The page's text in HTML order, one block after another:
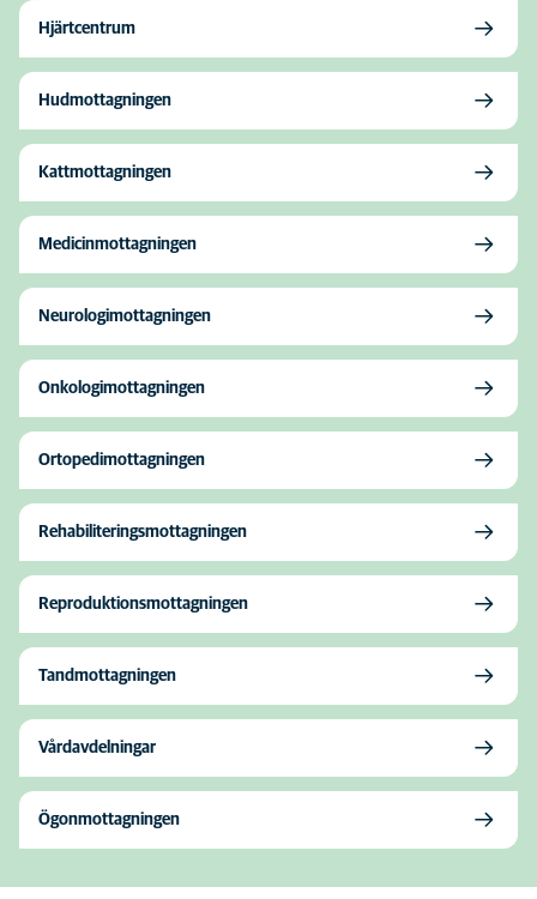
Hjärtcentrum
Hudmottagningen
Kattmottagningen
Medicinmottagningen
Neurologimottagningen
Onkologimottagningen
Ortopedimottagningen
Rehabiliteringsmottagningen
Reproduktionsmottagningen
Tandmottagningen
Vårdavdelningar
Ögonmottagningen